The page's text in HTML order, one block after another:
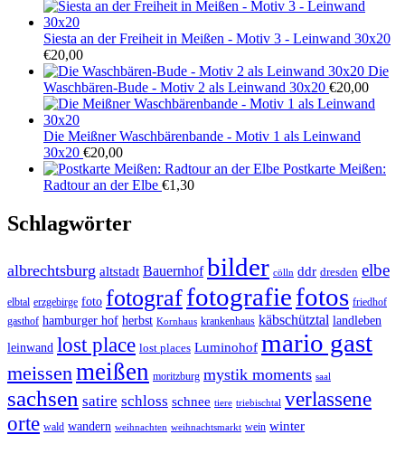
Siesta an der Freiheit in Meißen - Motiv 3 - Leinwand 30x20
€20,00
Die
Waschbären-Bude - Motiv 2 als Leinwand 30x20 €20,00
Die Meißner Waschbärenbande - Motiv 1 als Leinwand
30x20 €20,00
Postkarte Meißen:
Radtour an der Elbe €1,30
Schlagwörter
albrechtsburg altstadt Bauernhof bilder cölln ddr dresden elbe
elbtal erzgebirge foto fotograffotografiefotos friedhof
gasthof hamburger hof herbst Kornhaus krankenhaus käbschütztal landleben
leinwand lost place lost places Luminohof mario gast
meissenmeißen moritzburg mystik moments saal
sachsen satire schloss schnee tiere triebischtal verlassene
orte wald wandern weihnachten weihnachtsmarkt wein winter